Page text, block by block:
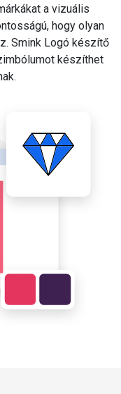
a vizuális
hogy olyan
Smink Logó készítő
készíthet